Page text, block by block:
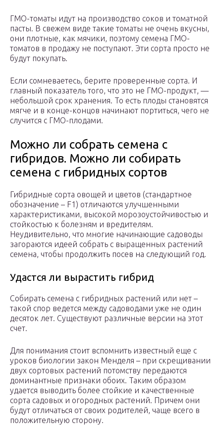
ГМО-томаты идут на производство соков и томатной
пасты. В свежем виде такие томаты не очень вкусны,
они плотные, как мячики, поэтому семена ГМО-
томатов в продажу не поступают. Эти сорта просто не
будут покупать.
Если сомневаетесь, берите проверенные сорта. И
главный показатель того, что это не ГМО-продукт, —
небольшой срок хранения. То есть плоды становятся
мягче и в конце-концов начинают портиться, чего не
случится с ГМО-плодами.
Можно ли собрать семена с
гибридов. Можно ли собирать
семена с гибридных сортов
Гибридные сорта овощей и цветов (стандартное
обозначение – F1) отличаются улучшенными
характеристиками, высокой морозоустойчивостью и
стойкостью к болезням и вредителям.
Неудивительно, что многие начинающие садоводы
загораются идеей собрать с выращенных растений
семена, чтобы продолжить посев на следующий год.
Удастся ли вырастить гибрид
Собирать семена с гибридных растений или нет –
такой спор ведется между садоводами уже не один
десяток лет. Существуют различные версии на этот
счет.
Для понимания стоит вспомнить известный еще с
уроков биологии закон Менделя – при скрещивании
двух сортовых растений потомству передаются
доминантные признаки обоих. Таким образом
удается выводить более стойкие и качественные
сорта садовых и огородных растений. Причем они
будут отличаться от своих родителей, чаще всего в
положительную сторону.